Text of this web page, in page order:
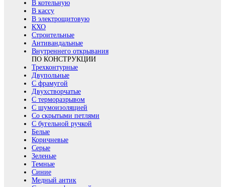
В котельную
В кассу
В электрощитовую
КХО
Строительные
Антивандальные
Внутреннего открывания
ПО КОНСТРУКЦИИ
Трехконтурные
Двупольные
С фрамугой
Двухстворчатые
С терморазрывом
С шумоизоляцией
Со скрытыми петлями
С бугельной ручкой
Белые
Коричневые
Серые
Зеленые
Темные
Синие
Медный антик